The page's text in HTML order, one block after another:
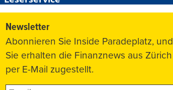
Newsletter
Abonnieren Sie Inside Paradeplatz, und
Sie erhalten die Finanznews aus Zürich
per E-Mail zugestellt.